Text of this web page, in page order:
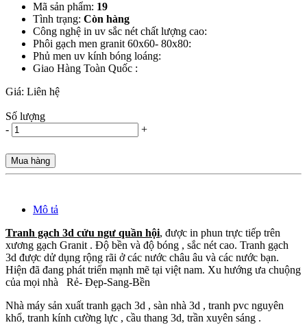
Mã sản phẩm: 19
Tình trạng: Còn hàng
Công nghệ in uv sắc nét chất lượng cao:
Phôi gạch men granit 60x60- 80x80:
Phủ men uv kính bóng loáng:
Giao Hàng Toàn Quốc :
Giá: Liên hệ
Số lượng
-
+
Mua hàng
Mô tả
Tranh gạch 3d cửu ngư quần hội, được in phun trực tiếp trên
xương gạch Granit . Độ bền và độ bóng , sắc nét cao. Tranh gạch
3d được dử dụng rộng rãi ở các nước châu âu và các nước bạn.
Hiện đã đang phát triển mạnh mẽ tại việt nam. Xu hướng ưa chuộng
của mọi nhà Rẻ- Đẹp-Sang-Bền
Nhà máy sản xuất tranh gạch 3d , sàn nhà 3d , tranh pvc nguyên
khổ, tranh kính cường lực , cầu thang 3d, trần xuyên sáng .